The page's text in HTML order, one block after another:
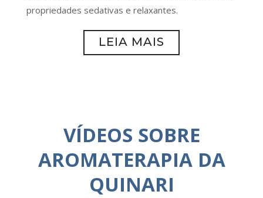
propriedades sedativas e relaxantes.
LEIA MAIS
VÍDEOS SOBRE
AROMATERAPIA DA
QUINARI